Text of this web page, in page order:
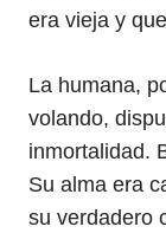
era vieja y
La humana,
volando,
inmortalidad.
Su alma era
su verdadero